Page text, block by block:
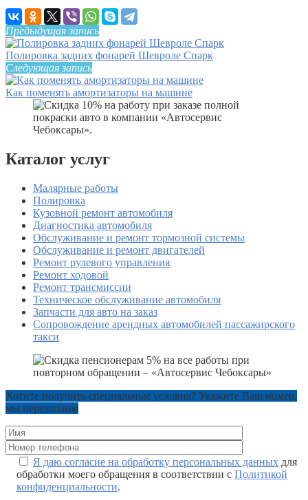
Предыдущая запись
Полировка задних фонарей Шевроле Спарк
Следующая запись
Как поменять амортизаторы на машине
Каталог услуг
Малярные работы
Полировка
Кузовной ремонт автомобиля
Диагностика автомобиля
Обслуживание и ремонт тормозной системы
Обслуживание и ремонт двигателей
Ремонт рулевого управления
Ремонт ходовой
Ремонт трансмиссии
Техническое обслуживание автомобиля
Запчасти для авто на заказ
Сопровождение арендных автомобилей пассажирского
такси
Хотите получить специальные условия? Укажите Ваш номер,
мы перезвоним
Я даю согласие на обработку персональных данных для
обработки моего обращения в соответствии с Политикой
конфиденциальности.